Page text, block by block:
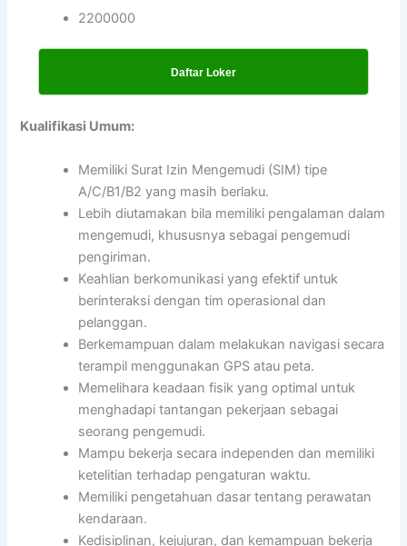
2200000
Daftar Loker
Kualifikasi Umum:
Memiliki Surat Izin Mengemudi (SIM) tipe
A/C/B1/B2 yang masih berlaku.
Lebih diutamakan bila memiliki pengalaman dalam
mengemudi, khususnya sebagai pengemudi
pengiriman.
Keahlian berkomunikasi yang efektif untuk
berinteraksi dengan tim operasional dan
pelanggan.
Berkemampuan dalam melakukan navigasi secara
terampil menggunakan GPS atau peta.
Memelihara keadaan fisik yang optimal untuk
menghadapi tantangan pekerjaan sebagai
seorang pengemudi.
Mampu bekerja secara independen dan memiliki
ketelitian terhadap pengaturan waktu.
Memiliki pengetahuan dasar tentang perawatan
kendaraan.
Kedisiplinan, kejujuran, dan kemampuan bekerja